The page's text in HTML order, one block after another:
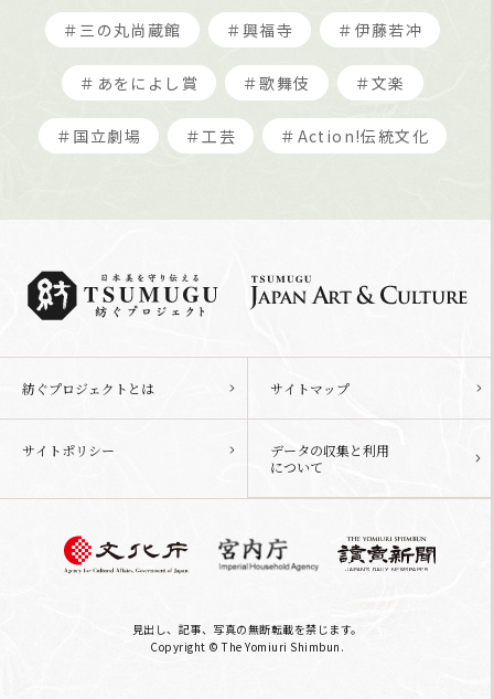
＃三の丸尚蔵館 ＃興福寺 ＃伊藤若冲
＃あをによし賞 ＃歌舞伎 ＃文楽
＃国立劇場 ＃工芸 ＃Action!伝統文化
紡ぐプロジェクトとは サイトマップ
サイトポリシー
データの収集と利用
について
見出し、記事、写真の無断転載を禁じます。
Copyright © The Yomiuri Shimbun.